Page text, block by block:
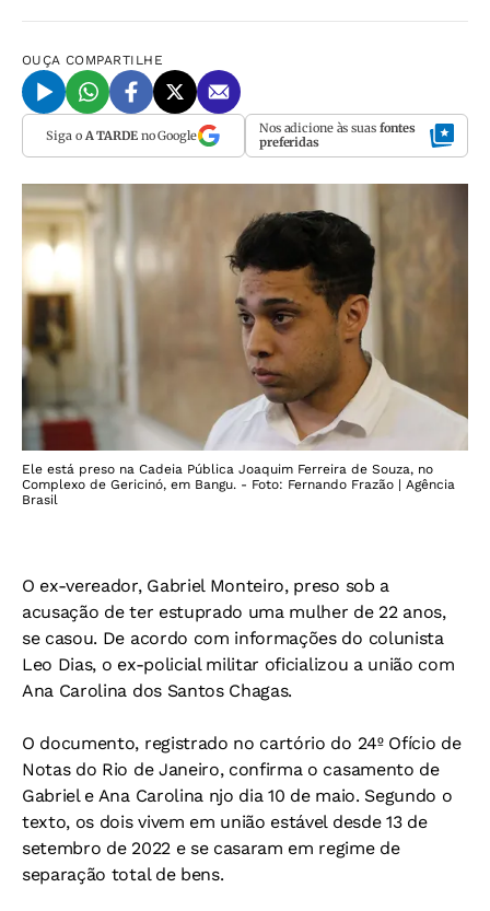
OUÇA COMPARTILHE
Siga o A TARDEno Google Nos adicione às suas fontes
preferidas
Ele está preso na Cadeia Pública Joaquim Ferreira de Souza, no
Complexo de Gericinó, em Bangu. - Foto: Fernando Frazão | Agência
Brasil
O ex-vereador, Gabriel Monteiro, preso sob a
acusação de ter estuprado uma mulher de 22 anos,
se casou. De acordo com informações do colunista
Leo Dias, o ex-policial militar oficializou a união com
Ana Carolina dos Santos Chagas.
O documento, registrado no cartório do 24º Ofício de
Notas do Rio de Janeiro, confirma o casamento de
Gabriel e Ana Carolina njo dia 10 de maio. Segundo o
texto, os dois vivem em união estável desde 13 de
setembro de 2022 e se casaram em regime de
separação total de bens.